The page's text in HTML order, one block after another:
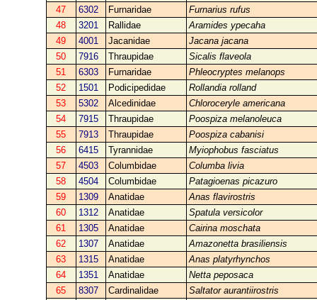
47
6302 Furnaridae
Furnarius rufus
48
3201 Rallidae
Aramides ypecaha
49
4001 Jacanidae
Jacana jacana
50
7916 Thraupidae
Sicalis flaveola
51
6303 Furnaridae
Phleocryptes melanops
52
1501 Podicipedidae
Rollandia rolland
53
5302 Alcedinidae
Chloroceryle americana
54
7915 Thraupidae
Poospiza melanoleuca
55
7913 Thraupidae
Poospiza cabanisi
56
6415 Tyrannidae
Myiophobus fasciatus
57
4503 Columbidae
Columba livia
58
4504 Columbidae
Patagioenas picazuro
59
1309 Anatidae
Anas flavirostris
60
1312 Anatidae
Spatula versicolor
61
1305 Anatidae
Cairina moschata
62
1307 Anatidae
Amazonetta brasiliensis
63
1315 Anatidae
Anas platyrhynchos
64
1351 Anatidae
Netta peposaca
65
8307 Cardinalidae
Saltator aurantiirostris